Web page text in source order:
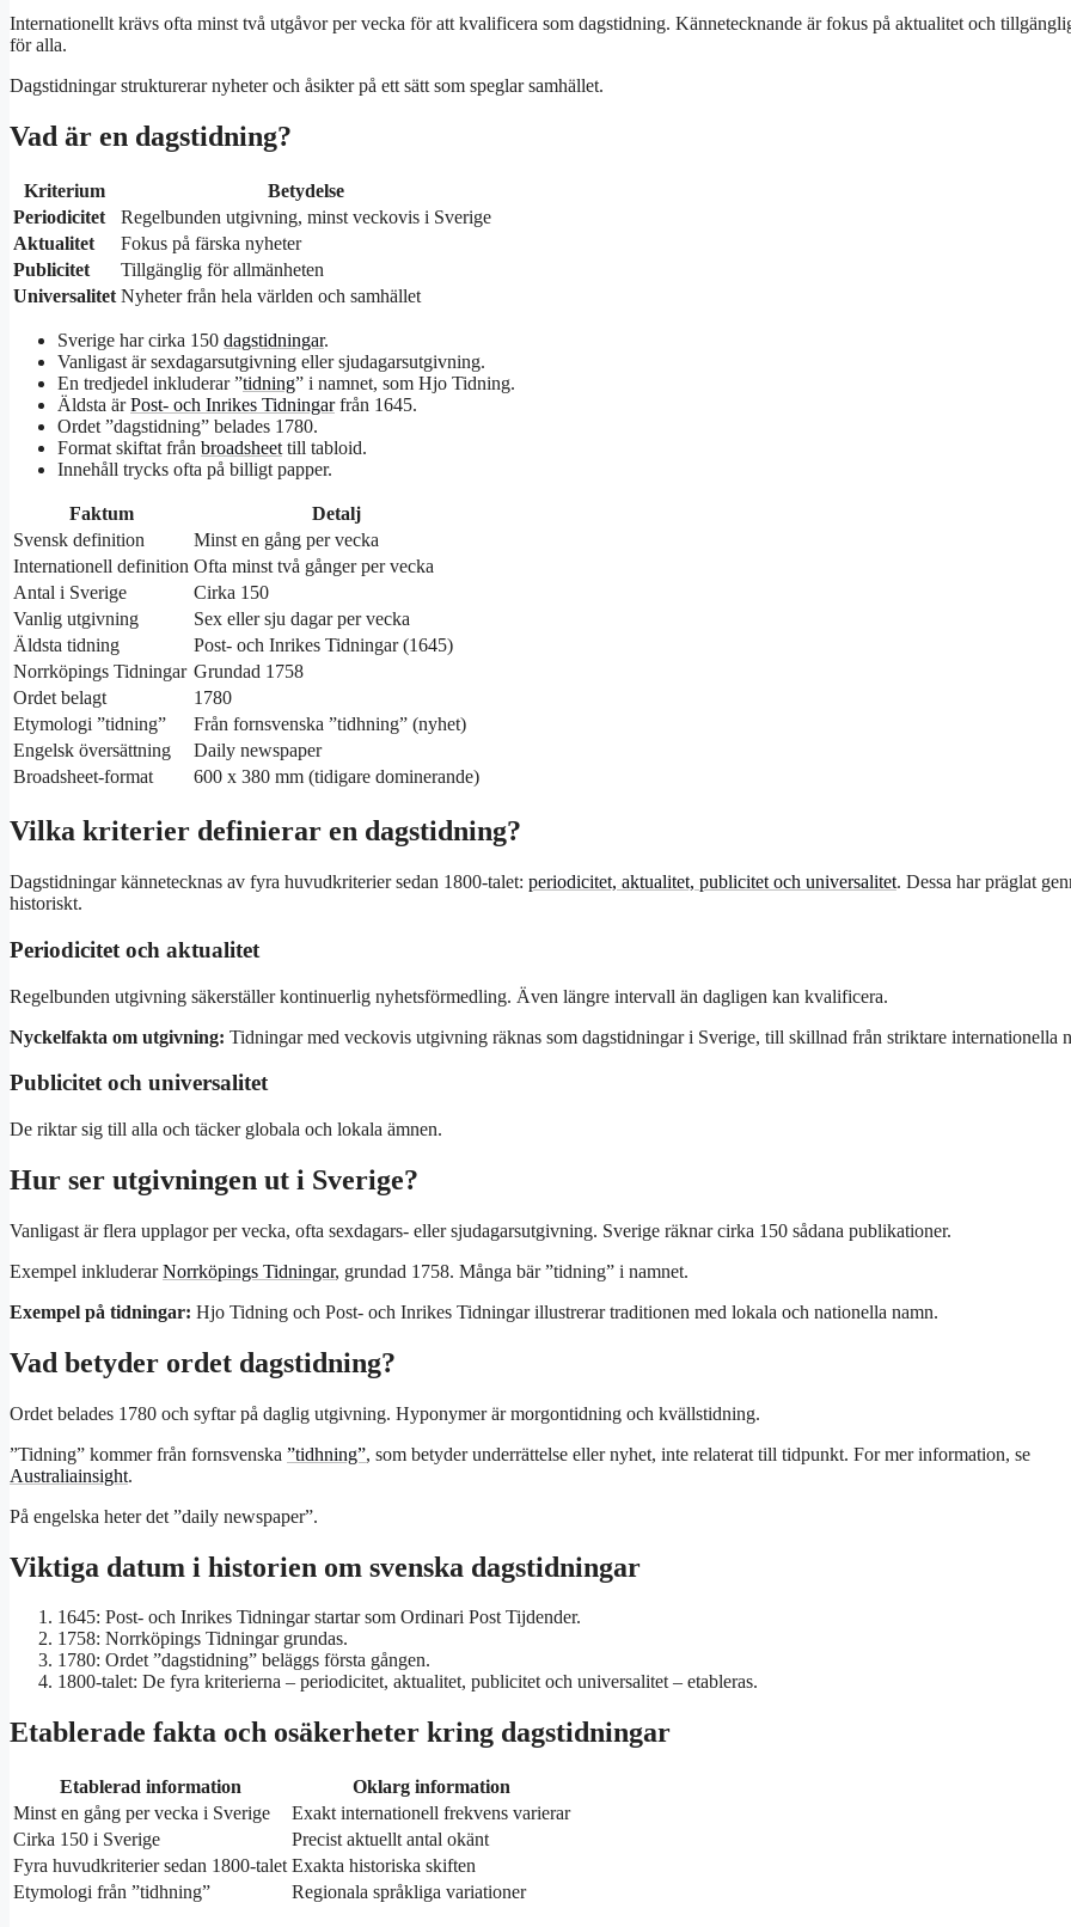
Internationellt krävs ofta minst två utgåvor per vecka för att kvalificera som dagstidning. Kännetecknande är fokus på aktualitet och
för alla.
Dagstidningar strukturerar nyheter och åsikter på ett sätt som speglar samhället.
Vad är en dagstidning?
Kriterium
Betydelse
Periodicitet
Regelbunden utgivning, minst veckovis i Sverige
Aktualitet
Fokus på färska nyheter
Publicitet
Tillgänglig för allmänheten
Universalitet Nyheter från hela världen och samhället
Sverige har cirka 150 dagstidningar.
Vanligast är sexdagarsutgivning eller sjudagarsutgivning.
En tredjedel inkluderar ”tidning” i namnet, som Hjo Tidning.
Äldsta ärPost- och Inrikes Tidningarfrån 1645.
Ordet ”dagstidning” belades 1780.
Format skiftat från broadsheet till tabloid.
Innehåll trycks ofta på billigt papper.
Faktum
Detalj
Svensk definition
Minst en gång per vecka
Internationell definition Ofta minst två gånger per vecka
Antal i Sverige
Cirka 150
Vanlig utgivning
Sex eller sju dagar per vecka
Äldsta tidning
Post- och Inrikes Tidningar (1645)
Norrköpings Tidningar Grundad 1758
Ordet belagt
1780
Etymologi ”tidning”
Från fornsvenska ”tidhning” (nyhet)
Engelsk översättning
Daily newspaper
Broadsheet-format
600 x 380 mm (tidigare dominerande)
Vilka kriterier definierar en dagstidning?
Dagstidningar kännetecknas av fyra huvudkriterier sedan 1800-talet: periodicitet, aktualitet, publicitet och universalitet. Dessa har präglat
historiskt.
Periodicitet och aktualitet
Regelbunden utgivning säkerställer kontinuerlig nyhetsförmedling. Även längre intervall än dagligen kan kvalificera.
Nyckelfakta om utgivning: Tidningar med veckovis utgivning räknas som dagstidningar i Sverige, till skillnad från striktare internationella
Publicitet och universalitet
De riktar sig till alla och täcker globala och lokala ämnen.
Hur ser utgivningen ut i Sverige?
Vanligast är flera upplagor per vecka, ofta sexdagars- eller sjudagarsutgivning. Sverige räknar cirka 150 sådana publikationer.
Exempel inkluderarNorrköpings Tidningar, grundad 1758. Många bär ”tidning” i namnet.
Exempel på tidningar: Hjo Tidning och Post- och Inrikes Tidningar illustrerar traditionen med lokala och nationella namn.
Vad betyder ordet dagstidning?
Ordet belades 1780 och syftar på daglig utgivning. Hyponymer är morgontidning och kvällstidning.
”Tidning” kommer från fornsvenska ”tidhning”, som betyder underrättelse eller nyhet, inte relaterat till tidpunkt. For mer information, se
Australiainsight.
På engelska heter det ”daily newspaper”.
Viktiga datum i historien om svenska dagstidningar
1645: Post- och Inrikes Tidningar startar som Ordinari Post Tijdender.
1758: Norrköpings Tidningar grundas.
1780: Ordet ”dagstidning” beläggs första gången.
1800-talet: De fyra kriterierna – periodicitet, aktualitet, publicitet och universalitet – etableras.
Etablerade fakta och osäkerheter kring dagstidningar
Etablerad information
Oklarg information
Minst en gång per vecka i Sverige
Exakt internationell frekvens varierar
Cirka 150 i Sverige
Precist aktuellt antal okänt
Fyra huvudkriterier sedan 1800-talet Exakta historiska skiften
Etymologi från ”tidhning”
Regionala språkliga variationer